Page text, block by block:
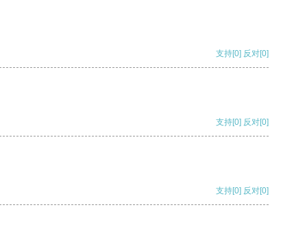
支持[0] 反对[0]
支持[0] 反对[0]
支持[0] 反对[0]